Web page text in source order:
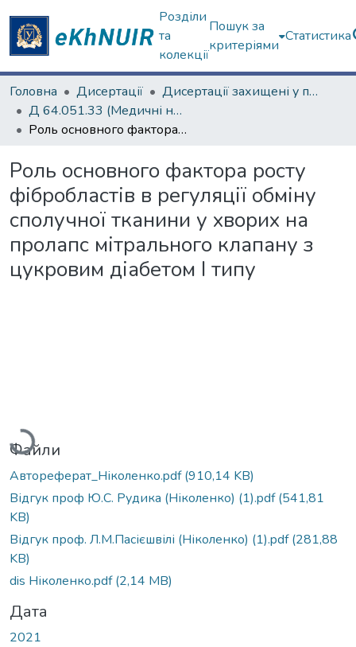
Розділи
та
колекції
Пошук за
критеріями
Статистика
Головна Дисертації
Дисертації захищені у постійних радах
Д 64.051.33 (Медичні науки)
Роль основного фактора росту фібробластів в регуляції обміну сполучної тканини у хворих на пролапс мітрального клапану з цукровим діабетом I типу
Роль основного фактора росту
фібробластів в регуляції обміну
сполучної тканини у хворих на
пролапс мітрального клапану з
цукровим діабетом I типу
Вантажиться...
Файли
Автореферат_Ніколенко.pdf(910,14 KB)
Відгук проф Ю.С. Рудика (Ніколенко) (1).pdf(541,81
KB)
Відгук проф. Л.М.Пасієшвілі (Ніколенко) (1).pdf(281,88
KB)
dis Ніколенко.pdf(2,14 MB)
Дата
2021